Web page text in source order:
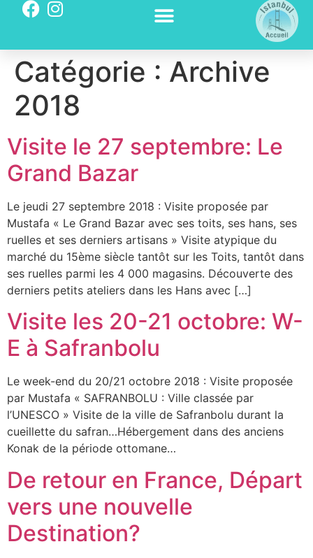
Catégorie : Archive
2018
Visite le 27 septembre: Le
Grand Bazar
Le jeudi 27 septembre 2018 : Visite proposée par
Mustafa « Le Grand Bazar avec ses toits, ses hans, ses
ruelles et ses derniers artisans » Visite atypique du
marché du 15ème siècle tantôt sur les Toits, tantôt dans
ses ruelles parmi les 4 000 magasins. Découverte des
derniers petits ateliers dans les Hans avec […]
Visite les 20-21 octobre: W-
E à Safranbolu
Le week-end du 20/21 octobre 2018 : Visite proposée
par Mustafa « SAFRANBOLU : Ville classée par
l’UNESCO » Visite de la ville de Safranbolu durant la
cueillette du safran…Hébergement dans des anciens
Konak de la période ottomane…
De retour en France, Départ
vers une nouvelle
Destination?